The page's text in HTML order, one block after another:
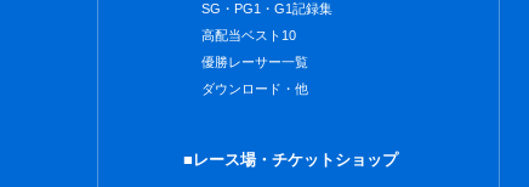
SG・PG1・G1記録集
高配当ベスト10
優勝レーサー一覧
ダウンロード・他
■レース場・チケットショップ